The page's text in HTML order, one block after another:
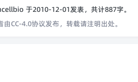
于2010-12-01发表，共计887字。
CC-4.0协议发布，转载请注明出处。